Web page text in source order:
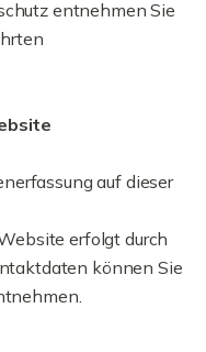
entnehmen Sie
auf dieser
erfolgt durch
können Sie